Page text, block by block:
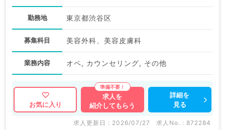
勤務地 東京都渋谷区
募集科目 美容外科、美容皮膚科
業務内容 オペ, カウンセリング, その他
お気に入り
求人を
紹介してもらう
詳細を
見る
求人更新日 : 2026/07/27 求人No. : 872284